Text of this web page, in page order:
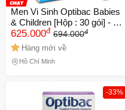
Men Vi Sinh Optibac Babies
& Children [Hộp : 30 gói] - SP
Chuẩn UK
625.000đ 694.000đ
Hàng mới về
Hồ Chí Minh
-33%